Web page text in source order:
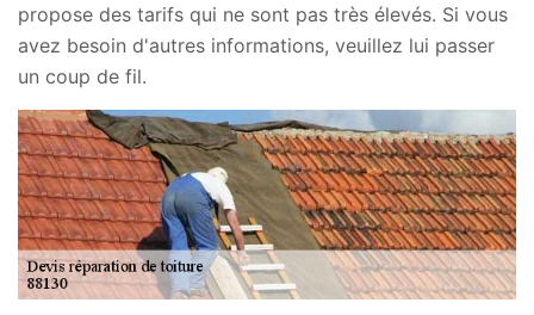
propose des tarifs qui ne sont pas très élevés. Si vous
avez besoin d'autres informations, veuillez lui passer
un coup de fil.